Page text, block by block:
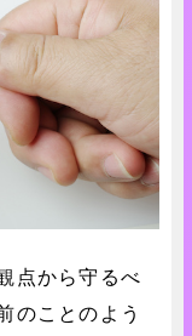
点から守るべ
のことのよう